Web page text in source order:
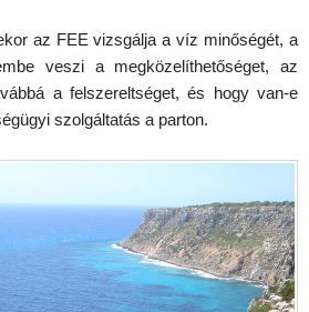
az FEE vizsgálja a víz minőségét, a
veszi a megközelíthetőséget, az
a felszereltséget, és hogy van-e
szolgáltatás a parton.